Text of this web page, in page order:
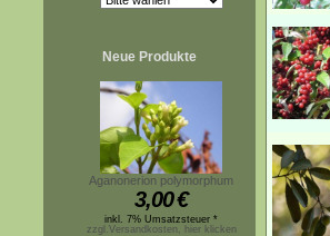
Neue Produkte
Aganonerion polymorphum
3,00€
inkl. 7% Umsatzsteuer *
zzgl.Versandkosten, hier klicken